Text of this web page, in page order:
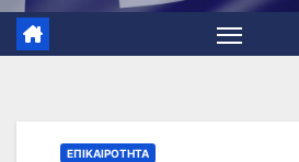
ΕΠΙΚΑΙΡΌΤΗΤΑ